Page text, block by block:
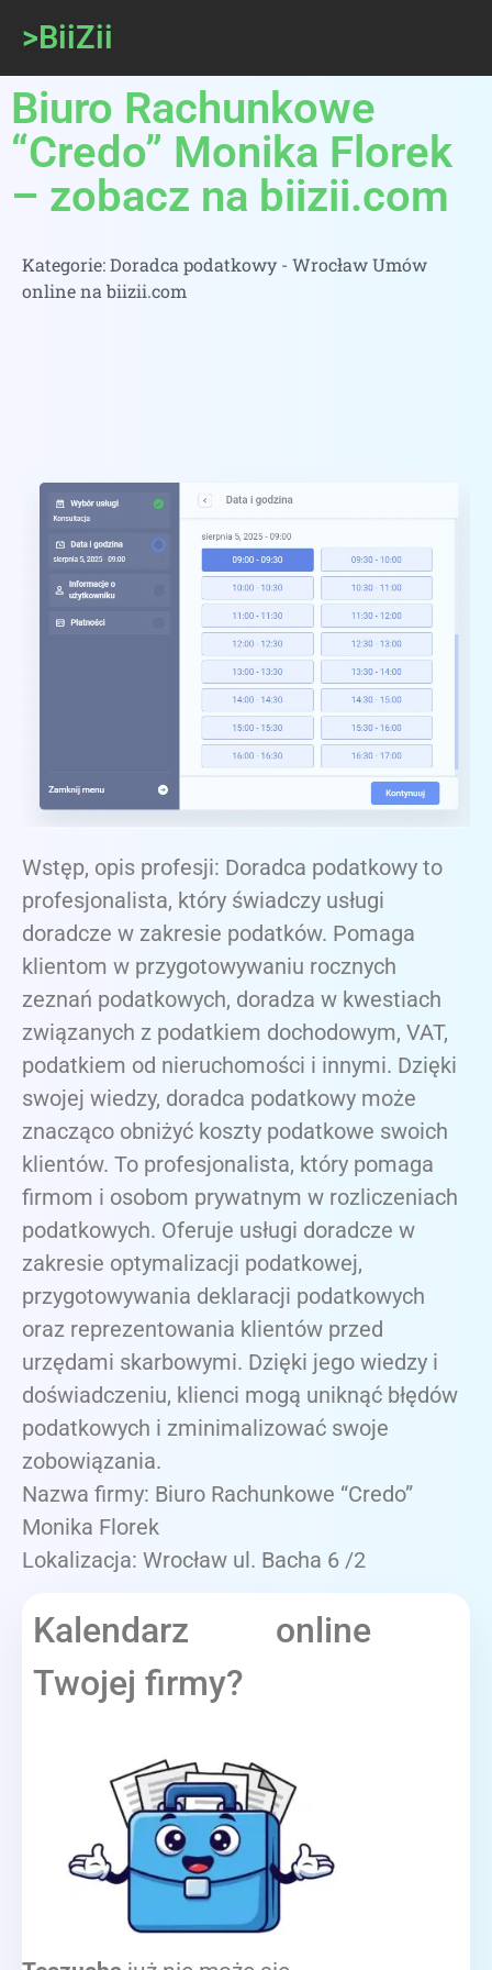
>BiiZii
Biuro Rachunkowe
“Credo” Monika Florek
– zobacz na biizii.com
Kategorie:Doradca podatkowy - Wrocław Umów
online na biizii.com
Wstęp, opis profesji: Doradca podatkowy to
profesjonalista, który świadczy usługi
doradcze w zakresie podatków. Pomaga
klientom w przygotowywaniu rocznych
zeznań podatkowych, doradza w kwestiach
związanych z podatkiem dochodowym, VAT,
podatkiem od nieruchomości i innymi. Dzięki
swojej wiedzy, doradca podatkowy może
znacząco obniżyć koszty podatkowe swoich
klientów. To profesjonalista, który pomaga
firmom i osobom prywatnym w rozliczeniach
podatkowych. Oferuje usługi doradcze w
zakresie optymalizacji podatkowej,
przygotowywania deklaracji podatkowych
oraz reprezentowania klientów przed
urzędami skarbowymi. Dzięki jego wiedzy i
doświadczeniu, klienci mogą uniknąć błędów
podatkowych i zminimalizować swoje
zobowiązania.
Nazwa firmy: Biuro Rachunkowe “Credo”
Monika Florek
Lokalizacja: Wrocław ul. Bacha 6 /2
Kalendarz online
Twojej firmy?